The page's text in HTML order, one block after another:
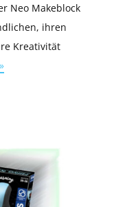
Neo Makeblock
ihren
Kreativität